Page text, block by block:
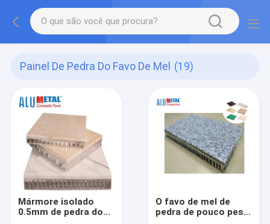
Painel De Pedra Do Favo De Mel (19)
Mármore isolado
0.5mm de pedra do
O favo de mel de
pedra de pouco peso